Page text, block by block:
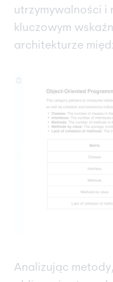
utrzymywalności i
kluczowym
architekturze
Analizując